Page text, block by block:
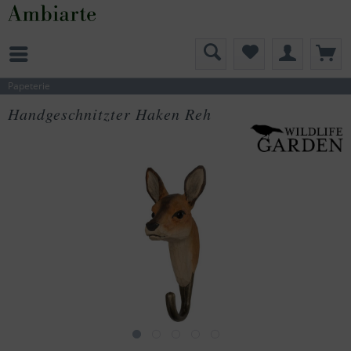
Papeterie
Handgeschnitzter Haken Reh